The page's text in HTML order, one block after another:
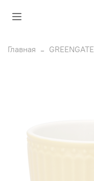
Главная GREENGATE